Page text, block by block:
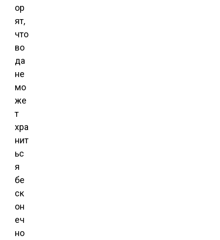
ор
ят,
что
во
да
не
мо
же
т
хра
нит
ьс
я
бе
ск
он
еч
но